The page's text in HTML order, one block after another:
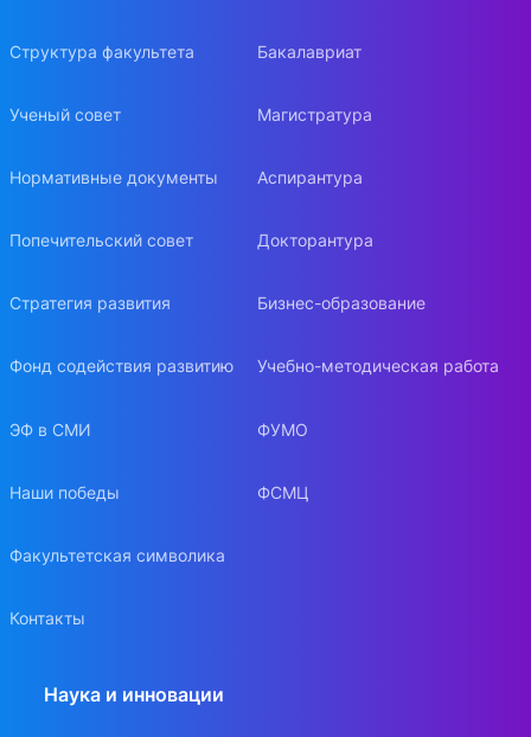
Структура факультета
Ученый совет
Нормативные документы
Попечительский совет
Стратегия развития
Фонд содействия развитию
ЭФ в СМИ
Наши победы
Факультетская символика
Контакты
Бакалавриат
Магистратура
Аспирантура
Докторантура
Бизнес-образование
Учебно-методическая работа
ФУМО
ФСМЦ
Наука и инновации